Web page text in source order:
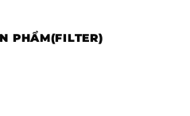
PHẨM(FILTER)